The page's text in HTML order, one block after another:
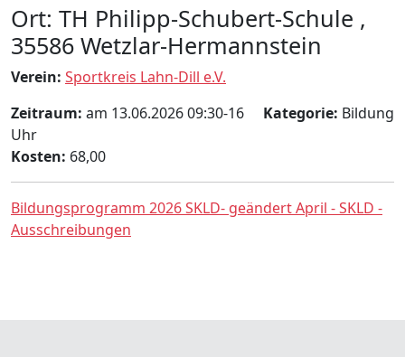
Ort: TH Philipp-Schubert-Schule ,
35586 Wetzlar-Hermannstein
Verein: Sportkreis Lahn-Dill e.V.
Kategorie: Bildung
Zeitraum: am 13.06.2026 09:30-16
Uhr
Kosten: 68,00
Bildungsprogramm 2026 SKLD- geändert April - SKLD -
Ausschreibungen